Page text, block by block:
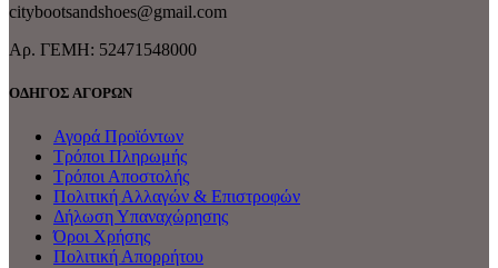
citybootsandshoes@gmail.com
Aρ. ΓΕΜΗ: 52471548000
ΟΔΗΓΟΣ ΑΓΟΡΩΝ
Αγορά Προϊόντων
Τρόποι Πληρωμής
Τρόποι Αποστολής
Πολιτική Αλλαγών & Επιστροφών
Δήλωση Υπαναχώρησης
Όροι Χρήσης
Πολιτική Απορρήτου